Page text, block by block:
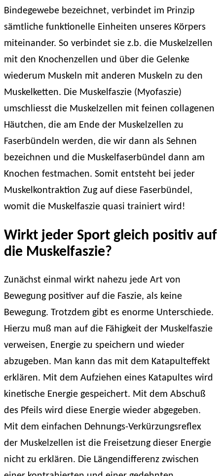
Bindegewebe bezeichnet, verbindet im Prinzip
sämtliche funktionelle Einheiten unseres Körpers
miteinander. So verbindet sie z.b. die Muskelzellen
mit den Knochenzellen und über die Gelenke
wiederum Muskeln mit anderen Muskeln zu den
Muskelketten. Die Muskelfaszie (Myofaszie)
umschliesst die Muskelzellen mit feinen collagenen
Häutchen, die am Ende der Muskelzellen zu
Faserbündeln werden, die wir dann als Sehnen
bezeichnen und die Muskelfaserbündel dann am
Knochen festmachen. Somit entsteht bei jeder
Muskelkontraktion Zug auf diese Faserbündel,
womit die Muskelfaszie quasi trainiert wird!
Wirkt jeder Sport gleich positiv auf
die Muskelfaszie?
Zunächst einmal wirkt nahezu jede Art von
Bewegung positiver auf die Faszie, als keine
Bewegung. Trotzdem gibt es enorme Unterschiede.
Hierzu muß man auf die Fähigkeit der Muskelfaszie
verweisen, Energie zu speichern und wieder
abzugeben. Man kann das mit dem Katapulteffekt
erklären. Mit dem Aufziehen eines Katapultes wird
kinetische Energie gespeichert. Mit dem Abschuß
des Pfeils wird diese Energie wieder abgegeben.
Mit dem einfachen Dehnungs-Verkürzungsreflex
der Muskelzellen ist die Freisetzung dieser Energie
nicht zu erklären. Die Längendifferenz zwischen